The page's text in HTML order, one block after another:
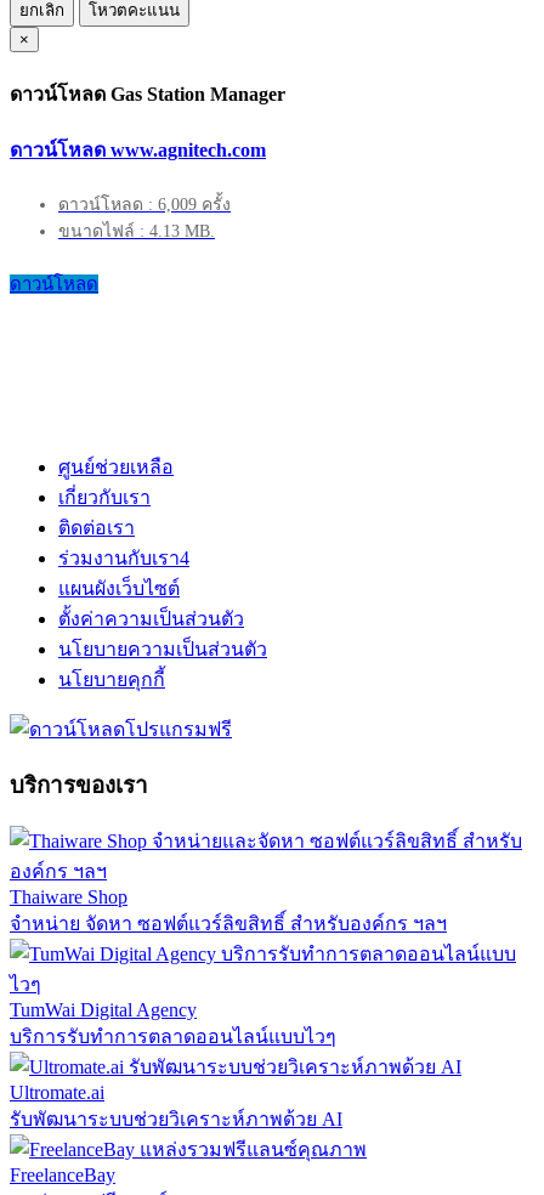
ยกเลิก
โหวตคะแนน
×
ดาวน์โหลด Gas Station Manager
ดาวน์โหลด www.agnitech.com
ดาวน์โหลด : 6,009 ครั้ง
ขนาดไฟล์ : 4.13 MB.
ดาวน์โหลด
ศูนย์ช่วยเหลือ
เกี่ยวกับเรา
ติดต่อเรา
ร่วมงานกับเรา4
แผนผังเว็บไซต์
ตั้งค่าความเป็นส่วนตัว
นโยบายความเป็นส่วนตัว
นโยบายคุกกี้
บริการของเรา
Thaiware Shop
จำหน่าย จัดหา ซอฟต์แวร์ลิขสิทธิ์ สำหรับองค์กร ฯลฯ
TumWai Digital Agency
บริการรับทำการตลาดออนไลน์แบบไวๆ
Ultromate.ai
รับพัฒนาระบบช่วยวิเคราะห์ภาพด้วย AI
FreelanceBay